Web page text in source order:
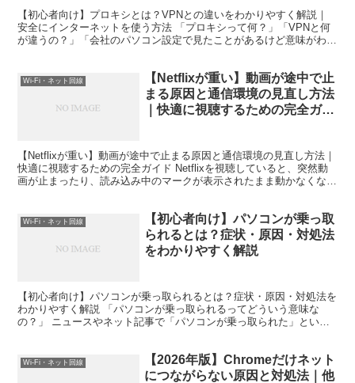
【初心者向け】プロキシとは？VPNとの違いをわかりやすく解説｜
安全にインターネットを使う方法 「プロキシって何？」「VPNと何
が違うの？」「会社のパソコン設定で見たことがあるけど意味がわか
Wi-Fi・ネット回線
【Netflixが重い】動画が途中で止
まる原因と通信環境の見直し方法
｜快適に視聴するための完全ガイ
【Netflixが重い】動画が途中で止まる原因と通信環境の見直し方法｜
快適に視聴するための完全ガイド Netflixを視聴していると、突然動
画が止まったり、読み込み中のマークが表示されたまま動かなくなっ
Wi-Fi・ネット回線
【初心者向け】パソコンが乗っ取
られるとは？症状・原因・対処法
をわかりやすく解説
【初心者向け】パソコンが乗っ取られるとは？症状・原因・対処法を
わかりやすく解説 「パソコンが乗っ取られるってどういう意味な
の？」 ニュースやネット記事で「パソコンが乗っ取られた」という
Wi-Fi・ネット回線
【2026年版】Chromeだけネット
につながらない原因と対処法｜他